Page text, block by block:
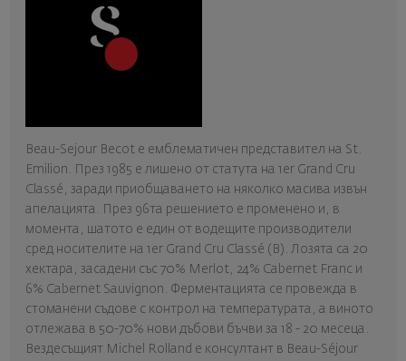
Beau-Sejour Becot е емблематичен представител на St.
Emilion. През 1985 е лишено от статута на 1er Grand Cru
Classé, заради приобщаването на няколко масива извън
апелацията. През 96та решението е променено и, в
момента, шатото е един от водещите производители
сред носителите на 1er Grand Cru Classé (B). Лозята са 20
хектара, засадени със 70% Merlot, 24% Cabernet Franc и
6% Cabernet Sauvignon. Ферментацията се провежда в
стоманени съдове с контрол на температурата, а виното
отлежава в 50-70% нови дъбови бъчви за 18 - 20 месеца.
Вездесъщият Michel Rolland е консултант в Beau-Séjour